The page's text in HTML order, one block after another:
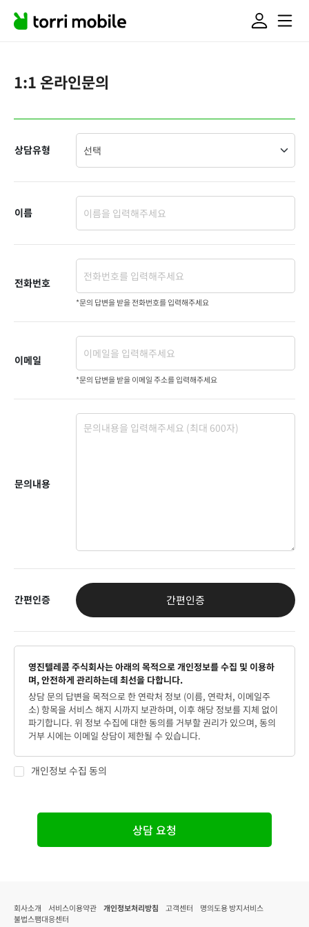
1:1 온라인문의
상담유형
이름
전화번호
*문의 답변을 받을 전화번호를 입력해주세요
이메일
*문의 답변을 받을 이메일 주소를 입력해주세요
문의내용
간편인증 간편인증
영진텔레콤 주식회사는 아래의 목적으로 개인정보를 수집 및 이용하
며, 안전하게 관리하는데 최선을 다합니다.
상담 문의 답변을 목적으로 한 연락처 정보 (이름, 연락처, 이메일주
소) 항목을 서비스 해지 시까지 보관하며, 이후 해당 정보를 지체 없이
파기합니다. 위 정보 수집에 대한 동의를 거부할 권리가 있으며, 동의
거부 시에는 이메일 상담이 제한될 수 있습니다.
개인정보 수집 동의
상담 요청
회사소개 서비스이용약관 개인정보처리방침 고객센터
명의도용 방지서비스
불법스팸대응센터